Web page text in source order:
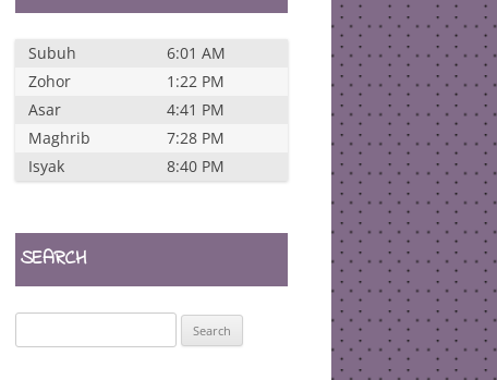
Subuh
6:01 AM
Zohor
1:22 PM
Asar
4:41 PM
Maghrib
7:28 PM
Isyak
8:40 PM
SEARCH
for: